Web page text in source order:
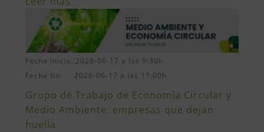
Fecha inicio: 2026-06-17 a las 9:30h
Fecha fin: 2026-06-17 a las 11:00h
Grupo de Trabajo de Economía Circular y
Medio Ambiente: empresas que dejan
huella